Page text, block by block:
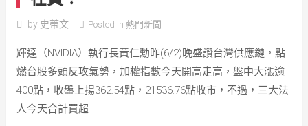
by 史蒂文 Posted in 熱門新聞
輝達（NVIDIA）執行長黃仁勳昨(6/2)晚盛讚台灣供應鏈，點
燃台股多頭反攻氣勢，加權指數今天開高走高，盤中大漲逾
400點，收盤上揚362.54點，21536.76點收市，不過，三大法
人今天合計買超